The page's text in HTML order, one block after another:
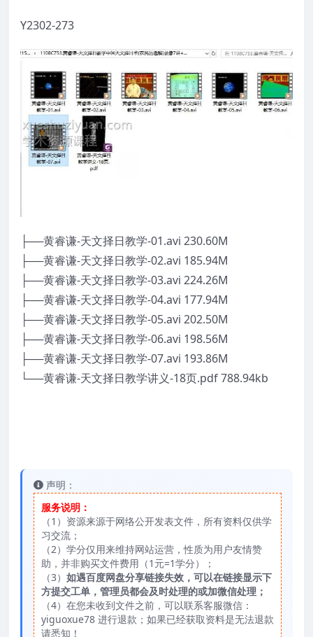
Y2302-273
├──黄睿谦-天文择日教学-01.avi 230.60M
├──黄睿谦-天文择日教学-02.avi 185.94M
├──黄睿谦-天文择日教学-03.avi 224.26M
├──黄睿谦-天文择日教学-04.avi 177.94M
├──黄睿谦-天文择日教学-05.avi 202.50M
├──黄睿谦-天文择日教学-06.avi 198.56M
├──黄睿谦-天文择日教学-07.avi 193.86M
└──黄睿谦-天文择日教学讲义-18页.pdf 788.94kb
声明：
服务说明：
（1）资源来源于网络公开发表文件，所有资料仅供学
习交流；
（2）学分仅用来维持网站运营，性质为用户友情赞
助，并非购买文件费用（1元=1学分）；
（3） 如遇百度网盘分享链接失效，可以在链接显示下
方提交工单，管理员都会及时处理的或加微信处理；
（4）在您未收到文件之前，可以联系客服微信：
yiguoxue78 进行退款；如果已经获取资料是无法退款
请悉知！